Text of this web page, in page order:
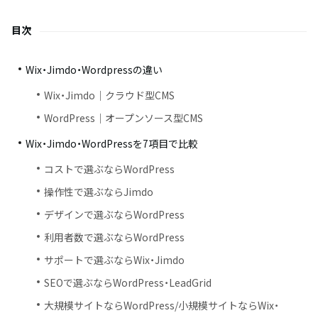
目次
Wix・Jimdo・Wordpressの違い
Wix・Jimdo｜クラウド型CMS
WordPress｜オープンソース型CMS
Wix・Jimdo・WordPressを7項目で比較
コストで選ぶならWordPress
操作性で選ぶならJimdo
デザインで選ぶならWordPress
利用者数で選ぶならWordPress
サポートで選ぶならWix・Jimdo
SEOで選ぶならWordPress・LeadGrid
大規模サイトならWordPress/小規模サイトならWix・